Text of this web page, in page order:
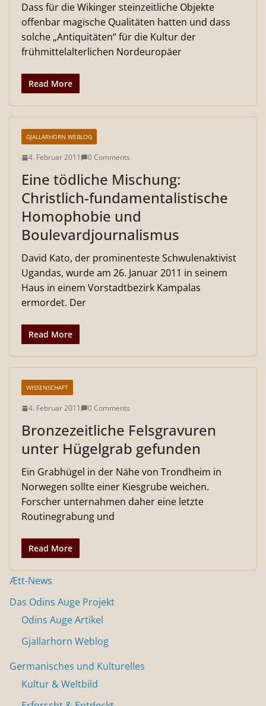
Dass für die Wikinger steinzeitliche Objekte
offenbar magische Qualitäten hatten und dass
solche „Antiquitäten“ für die Kultur der
frühmittelalterlichen Nordeuropäer
Read More
GJALLARHORN WEBLOG
4. Februar 2011 0 Comments
Eine tödliche Mischung:
Christlich-fundamentalistische
Homophobie und
Boulevardjournalismus
David Kato, der prominenteste Schwulenaktivist
Ugandas, wurde am 26. Januar 2011 in seinem
Haus in einem Vorstadtbezirk Kampalas
ermordet. Der
Read More
WISSENSCHAFT
4. Februar 2011 0 Comments
Bronzezeitliche Felsgravuren
unter Hügelgrab gefunden
Ein Grabhügel in der Nähe von Trondheim in
Norwegen sollte einer Kiesgrube weichen.
Forscher unternahmen daher eine letzte
Routinegrabung und
Read More
Ætt-News
Das Odins Auge Projekt
Odins Auge Artikel
Gjallarhorn Weblog
Germanisches und Kulturelles
Kultur & Weltbild